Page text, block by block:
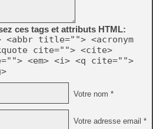
ces tags et attributs HTML:
title=""> <acronym
cite=""> <cite>
<em> <i> <q cite="">
Votre nom *
Votre adresse email *